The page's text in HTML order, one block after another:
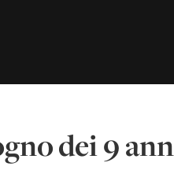
dei 9